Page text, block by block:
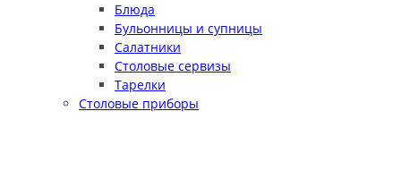
Блюда
Бульонницы и супницы
Салатники
Столовые сервизы
Тарелки
Столовые приборы